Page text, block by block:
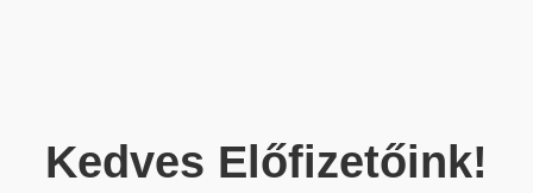
Kedves Előfizetőink!